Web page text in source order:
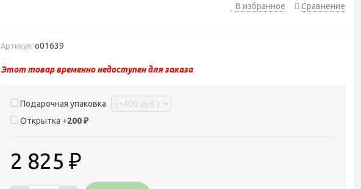
В избранное Сравнение
Артикул: о01639
Этот товар временно недоступен для заказа
Подарочная упаковка
Открытка +200₽
2 825₽